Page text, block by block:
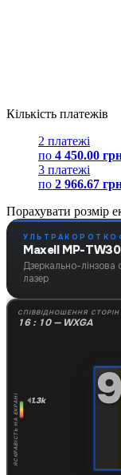
Кількість платежів
2 платежі
по 4 450.00
3 платежі
по 2 966.67
Порахувати розмір
Maxell MP-
Дзеркально-лінзова
лазер
СПІВВІДНОШЕННЯ СТОРІН
16 : 10 — WXGA
ЯСКРАВІСТЬ НА ЕКРАНІ 1.3k